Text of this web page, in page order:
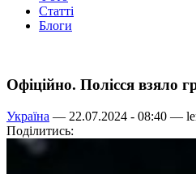
Статті
Блоги
Офіційно. Полісся взяло
Україна — 22.07.2024 - 08:40 —
Поділитись: